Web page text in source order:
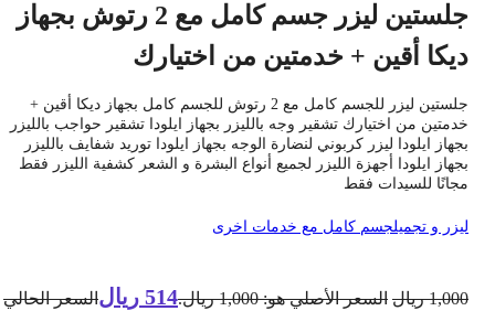
جلستين ليزر جسم كامل مع 2 رتوش بجهاز
أقين + خدمتين من اختيارك
جلستين ليزر للجسم كامل مع 2 رتوش للجسم كامل بجهاز ديكا أقين +
من اختيارك تشقير وجه بالليزر بجهاز ايلودا تشقير حواجب بالليزر
ايلودا ليزر كربوني لنضارة الوجه بجهاز ايلودا توريد شفايف بالليزر
ايلودا أجهزة الليزر لجميع أنواع البشرة و الشعر كشفية الليزر فقط
للسيدات فقط
و تجميلجسم كامل مع خدمات اخرى
ريال السعر الأصلي هو: 1,000 ريال. 514 ريال السعر الحالي